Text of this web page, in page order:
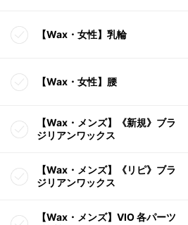
【Wax・女性】乳輪
【Wax・女性】腰
【Wax・メンズ】《新規》ブラ
ジリアンワックス
【Wax・メンズ】《リピ》ブラ
ジリアンワックス
【Wax・メンズ】VIO 各パーツ